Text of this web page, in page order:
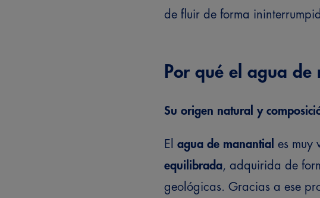
de fluir de forma
Por qué el agua
Su origen natural y
El agua de manantial es muy
equilibrada, adquirida de
geológicas. Gracias a ese